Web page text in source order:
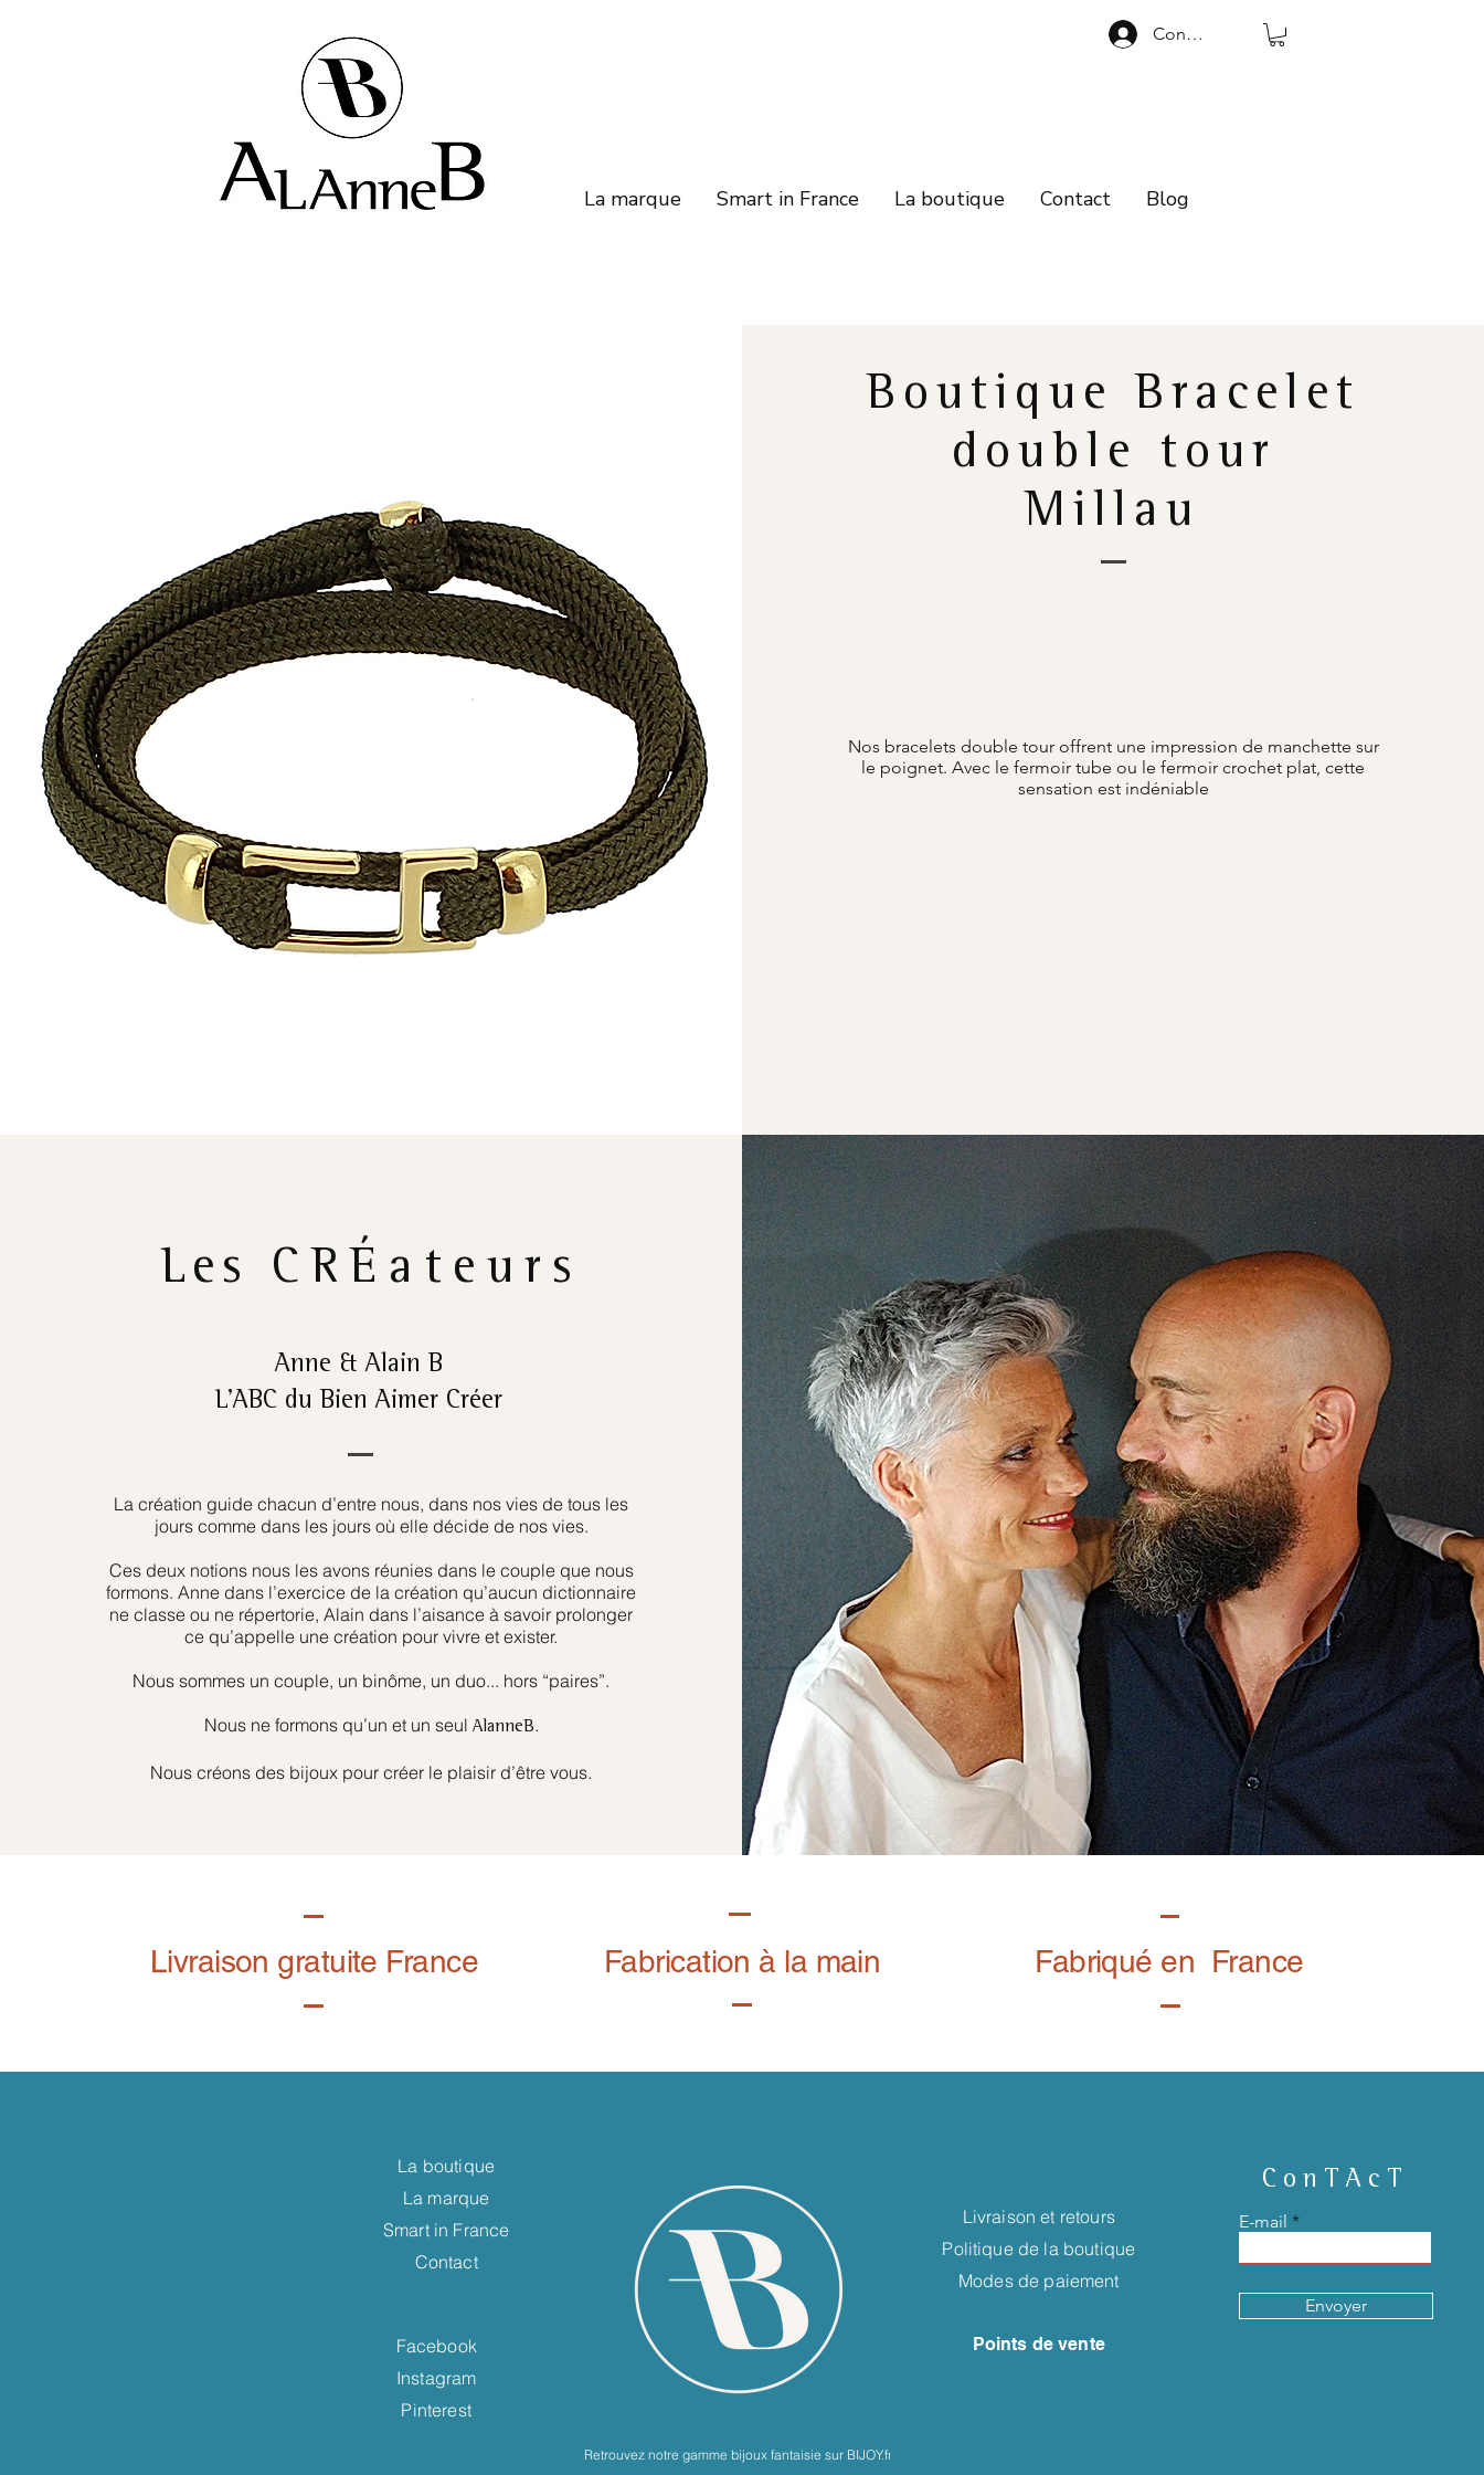
Connexion
La marque Smart in France La boutique Contact Blog
Boutique Bracelet
double tour
Millau
Nos bracelets double tour offrent une impression de manchette sur
le poignet. Avec le fermoir tube ou le fermoir crochet plat, cette
sensation est indéniable
Les CRÉateurs
Anne & Alain B
L’ABC du Bien Aimer Créer
La création guide chacun d’entre nous, dans nos vies de tous les
jours comme dans les jours où elle décide de nos vies.
Ces deux notions nous les avons réunies dans le couple que nous
formons. Anne dans l’exercice de la création qu’aucun dictionnaire
ne classe ou ne répertorie, Alain dans l’aisance à savoir prolonger
ce qu’appelle une création pour vivre et exister.
Nous sommes un couple, un binôme, un duo... hors “paires”.
Nous ne formons qu’un et un seul AlanneB.
Nous créons des bijoux pour créer le plaisir d’être vous.
Livraison gratuite France Fabrication à la main Fabriqué en France
La boutique
La marque
Smart in France
Contact
Facebook
Instagram
Pinterest
Retrouvez notre gamme bijoux fantaisie sur BIJOY.fr
Livraison et retours
Politique de la boutique
Modes de paiement
Points de vente
ConTAcT
E-mail
Envoyer